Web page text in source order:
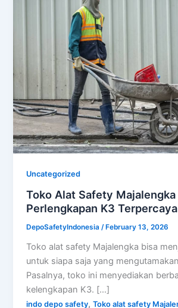
Uncategorized
Toko Alat Safety Majalengka
Perlengkapan K3 Terpercaya
DepoSafetyIndonesia/ February 13, 2026
Toko alat safety Majalengka bisa
untuk siapa saja yang
Pasalnya, toko ini menyediakan
kelengkapan K3. […]
indo depo safety,Toko alat safety